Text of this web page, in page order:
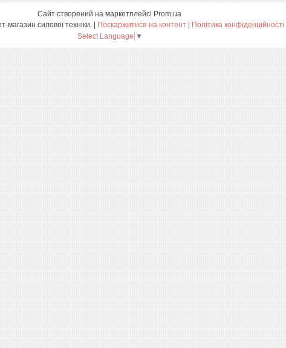
Сайт створений на маркетплейсі Prom.ua
Поскаржитися на контент
Політика конфіденційності
Select Language ▼